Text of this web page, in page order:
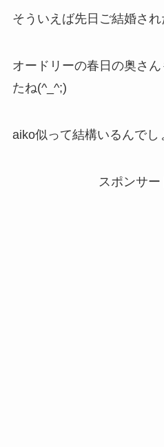
そういえば先日ご結婚され
オードリーの春日の奥さ
たね(^_^;)
aiko似って結構いるんでし
スポンサー